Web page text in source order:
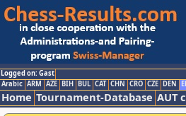
Logged on: Gast
Arabic ARM AZE BIH BUL CAT CHN CRO CZE DEN
Home Tournament-Database AUT